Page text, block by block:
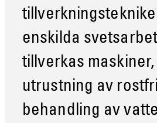
enskilda
tillverkas
utrustning av
behandling av